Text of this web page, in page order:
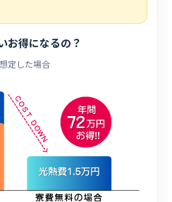
お得になるの？
定した場合